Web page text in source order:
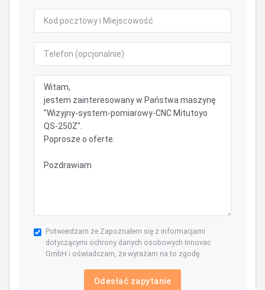
Potwierdzam że Zapoznałem się z informacjami
dotyczącymi ochrony danych osobowych Innovac
GmbH i oświadczam, że wyrażam na to zgodę.
Odesłać zapytanie